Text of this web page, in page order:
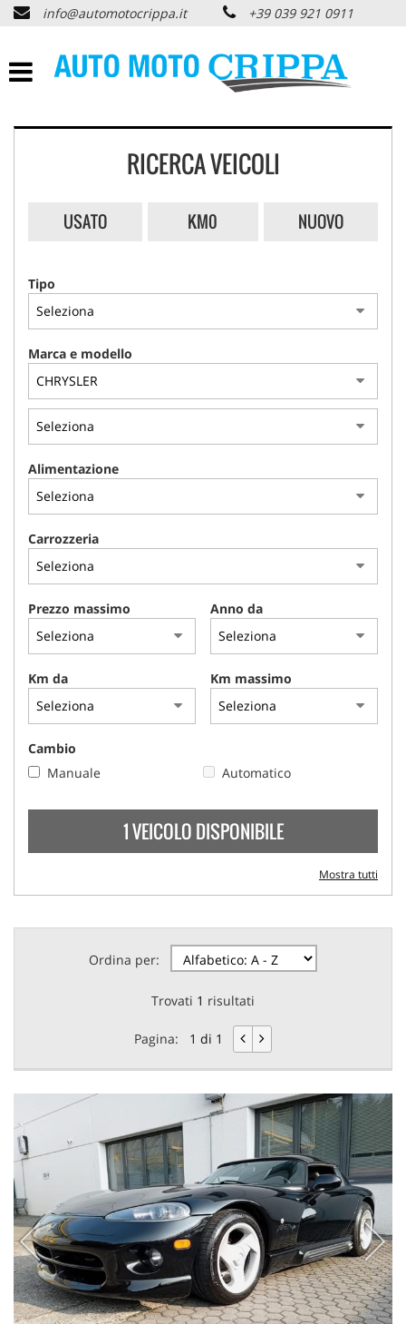
HOME
CHI SIAMO
LISTA VEICOLI
ASSISTENZA
PNEUMATICI
CONTATTI
AREA COMMERCIANTI
info@automotocrippa.it +39 039 921 0911
RICERCA VEICOLI
USATO KM0 NUOVO
Tipo
Marca e modello
Alimentazione
Carrozzeria
Prezzo massimo Anno da
Km da Km massimo
Cambio
Manuale
Automatico
1 VEICOLO DISPONIBILE
Mostra tutti
Ordina per:
Trovati 1 risultati
Pagina: 1 di 1